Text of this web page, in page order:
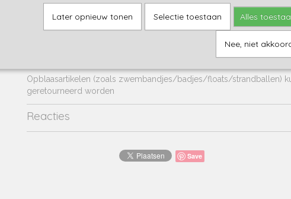
Opblaasartikelen (zoals zwembandjes/badjes/floats/strandballen)
geretourneerd worden
Reacties
Save
Later opnieuw tonen Selectie toestaan Alles
Nee, niet